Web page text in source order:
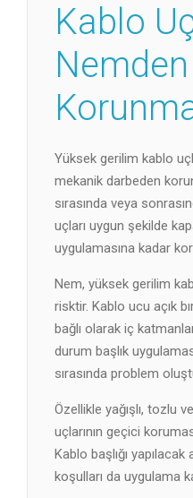
Kablo
Nemden
Yüksek gerilim kablo
mekanik darbeden
sırasında veya
uçları uygun şekilde
uygulamasına kadar
Nem, yüksek gerilim
risktir. Kablo ucu açık
bağlı olarak iç
durum başlık
sırasında problem
Özellikle yağışlı, tozlu
uçlarının geçici
Kablo başlığı
koşulları da uygulama